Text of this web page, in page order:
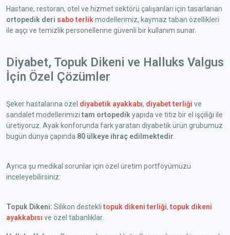
Hastane, restoran, otel ve hizmet sektörü çalışanları için tasarlanan
ortopedik deri sabo terlik modellerimiz, kaymaz taban özellikleri
ile aşçı ve temizlik personellerine güvenli bir kullanım sunar.
Diyabet, Topuk Dikeni ve Halluks Valgus
İçin Özel Çözümler
Şeker hastalarına özel diyabetik ayakkabı, diyabet terliği ve
sandalet modellerimizi tam ortopedik yapıda ve titiz bir el işçiliği ile
üretiyoruz. Ayak konforunda fark yaratan diyabetik ürün grubumuz
bugün dünya çapında 80 ülkeye ihraç edilmektedir
Ayrıca şu medikal sorunlar için özel üretim portföyümüzü
inceleyebilirsiniz:
Topuk Dikeni: Silikon desteklitopuk dikeni terliği,topuk dikeni
ayakkabısı ve özel tabanlıklar.